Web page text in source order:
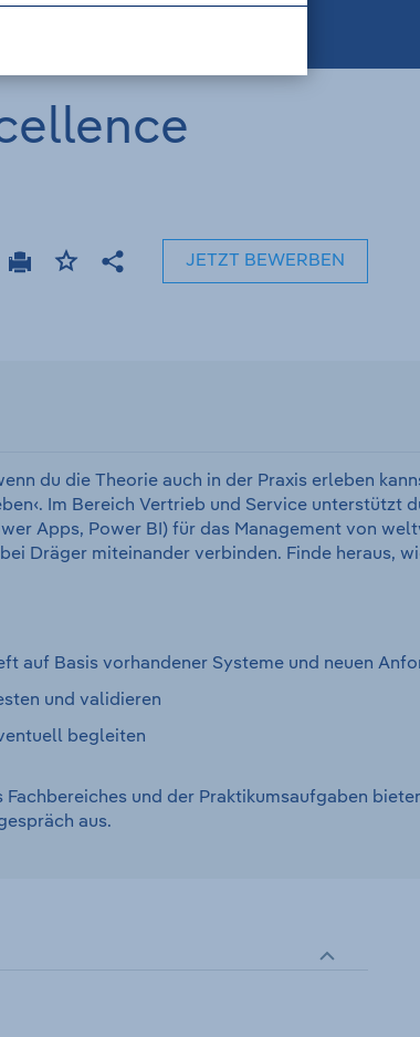
DruckenStellenanzeige
Teilen
JETZT BEWERBEN
du die Theorie auch in der Praxis erleben
Im Bereich Vertrieb und Service
Apps, Power BI) für das Management von
Dräger miteinander verbinden. Finde heraus,
auf Basis vorhandener Systeme und neuen
und validieren
begleiten
Fachbereiches und der Praktikumsaufgaben
aus.